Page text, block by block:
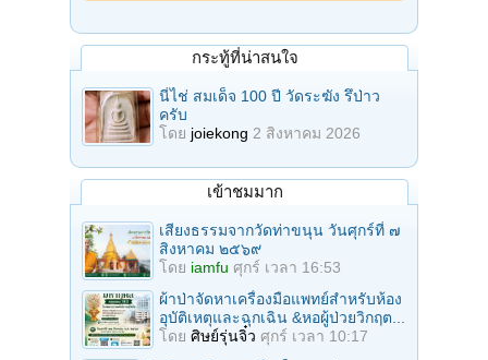
กระทู้ที่น่าสนใจ
นี่ไช่ สมเด็จ 100 ปี วัดระฆัง รึป่าว
ครับ
โดย joiekong 2 สิงหาคม 2026
เข้าชมมาก
เสียงธรรมจากวัดท่าขนุน วันศุกร์ที่ ๗
สิงหาคม ๒๕๖๙
โดย iamfu ศุกร์ เวลา 16:53
ผ้าป่าจัดหาเครื่องมือแพทย์สำหรับห้อง
อุบัติเหตุและฉุกเฉิน &หอผู้ป่วยวิกฤต...
โดย ศิษย์รุ่นจิ๋ว ศุกร์ เวลา 10:17